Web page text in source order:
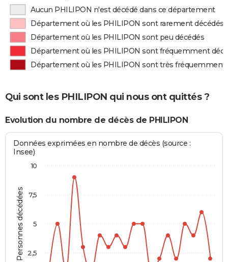
Aucun PHILIPON n'est décédé dans ce département
Département où les PHILIPON sont rarement décédés
Département où les PHILIPON sont peu décédés
Département où les PHILIPON sont fréquemment
Département où les PHILIPON sont très fréquemment
Qui sont les PHILIPON qui nous ont quittés ?
Evolution du nombre de décès de PHILIPON
Personnes décédées
Données exprimées en nombre de décès (source :
Insee)
2,5
5
7,5
10